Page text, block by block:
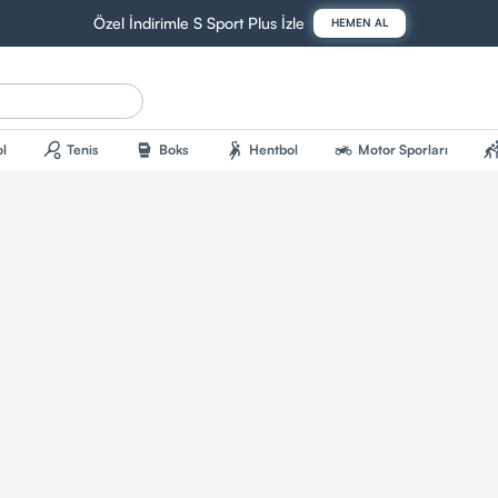
Özel İndirimle S Sport Plus İzle HEMEN AL
sports_tennis Tenis sports_mma Boks sports_handball Hentbol two_wheeler Motor Sporları